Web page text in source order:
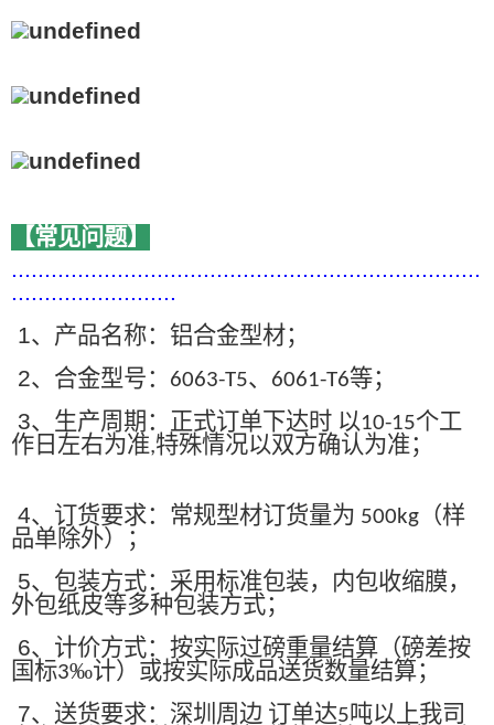
【常见问题】
.......................................................................
.........................
1、产品名称：铝合金型材；
2、合金型号： 6063-T5、 6061-T6等；
3、生产周期：正式订单下达时 以10-15个工
作日左右为准,特殊情况以双方确认为准；
4、订货要求：常规型材订货量为 500kg （样
品单除外）；
5、包装方式：采用标准包装，内包收缩膜，
外包纸皮等多种包装方式；
6、计价方式：按实际过磅重量结算（磅差按
国标3‰计）或按实际成品送货数量结算；
7、送货要求：深圳周边 订单达5吨以上我司